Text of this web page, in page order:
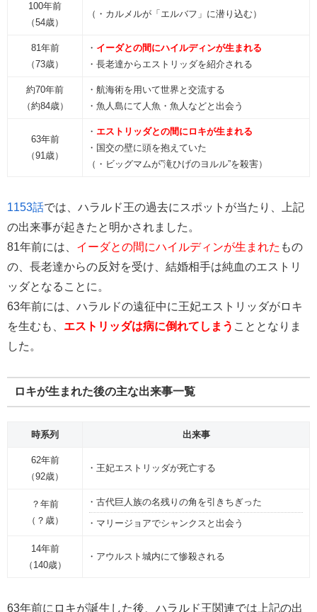
100年前
（54歳）
（・カルメルが「エルバフ」に潜り込む）
81年前
（73歳）
・ イーダとの間にハイルディンが生まれる
・長老達からエストリッダを紹介される
約70年前
（約84歳）
・航海術を用いて世界と交流する
・魚人島にて人魚・魚人などと出会う
63年前
（91歳）
・ エストリッダとの間にロキが生まれる
・国交の壁に頭を抱えていた
（・ビッグマムが”滝ひげのヨルル”を殺害）
1153話では、ハラルド王の過去にスポットが当たり、上記
の出来事が起きたと明かされました。
81年前には、 イーダとの間にハイルディンが生まれた もの
の、長老達からの反対を受け、結婚相手は純血のエストリ
ッダとなることに。
63年前には、ハラルドの遠征中に王妃エストリッダがロキ
を生むも、 エストリッダは病に倒れてしまう こととなりま
した。
ロキが生まれた後の主な出来事一覧
時系列 出来事
62年前
（92歳）
・王妃エストリッダが死亡する
？年前
（？歳）
・古代巨人族の名残りの角を引きちぎった
・マリージョアでシャンクスと出会う
14年前
（140歳）
・アウルスト城内にて惨殺される
63年前にロキが誕生した後、ハラルド王関連では上記の出